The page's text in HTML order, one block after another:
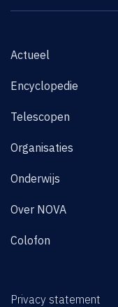
Actueel
Encyclopedie
Telescopen
Organisaties
Onderwijs
Over NOVA
Colofon
Privacy statement